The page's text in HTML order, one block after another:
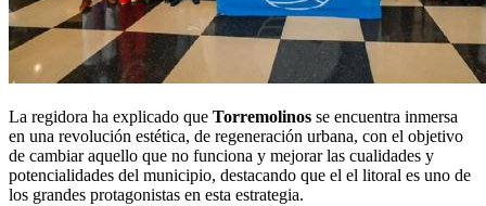
La regidora ha explicado que Torremolinos se encuentra inmersa
en una revolución estética, de regeneración urbana, con el objetivo
de cambiar aquello que no funciona y mejorar las cualidades y
potencialidades del municipio, destacando que el el litoral es uno de
los grandes protagonistas en esta estrategia.